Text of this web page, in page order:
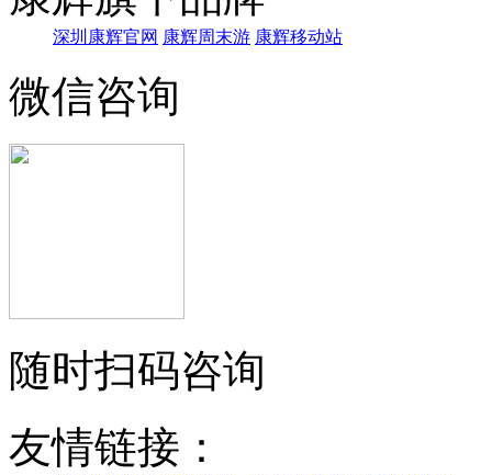
深圳康辉官网 康辉周末游 康辉移动站
微信咨询
随时扫码咨询
友情链接：